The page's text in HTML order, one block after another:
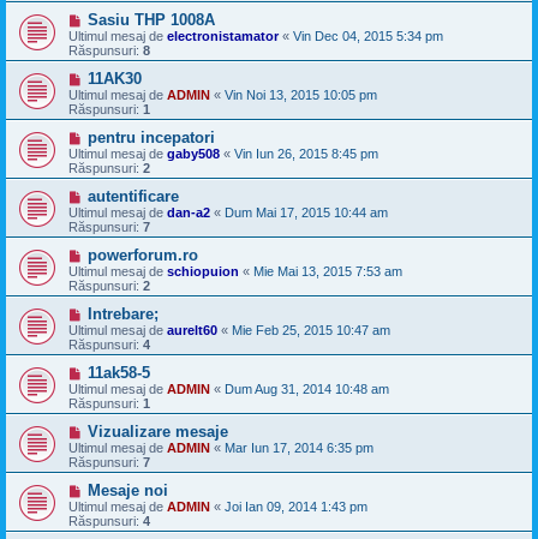
Sasiu THP 1008A
Ultimul mesaj de electronistamator« Vin Dec 04, 2015 5:34 pm
Răspunsuri: 8
11AK30
Ultimul mesaj de ADMIN « Vin Noi 13, 2015 10:05 pm
Răspunsuri: 1
pentru incepatori
Ultimul mesaj de gaby508 « Vin Iun 26, 2015 8:45 pm
Răspunsuri: 2
autentificare
Ultimul mesaj de dan-a2 « Dum Mai 17, 2015 10:44 am
Răspunsuri: 7
powerforum.ro
Ultimul mesaj de schiopuion « Mie Mai 13, 2015 7:53 am
Răspunsuri: 2
Intrebare;
Ultimul mesaj de aurelt60 « Mie Feb 25, 2015 10:47 am
Răspunsuri: 4
11ak58-5
Ultimul mesaj de ADMIN « Dum Aug 31, 2014 10:48 am
Răspunsuri: 1
Vizualizare mesaje
Ultimul mesaj de ADMIN « Mar Iun 17, 2014 6:35 pm
Răspunsuri: 7
Mesaje noi
Ultimul mesaj de ADMIN « Joi Ian 09, 2014 1:43 pm
Răspunsuri: 4